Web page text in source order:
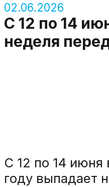
02.06.2026
С 12 по 14
неделя
С 12 по 14
году выпадает